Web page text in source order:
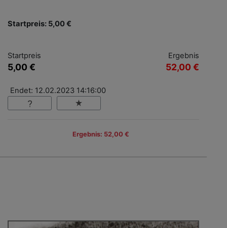
Startpreis: 5,00 €
Startpreis
5,00 €
Ergebnis
52,00 €
Endet: 12.02.2023 14:16:00
Ergebnis: 52,00 €